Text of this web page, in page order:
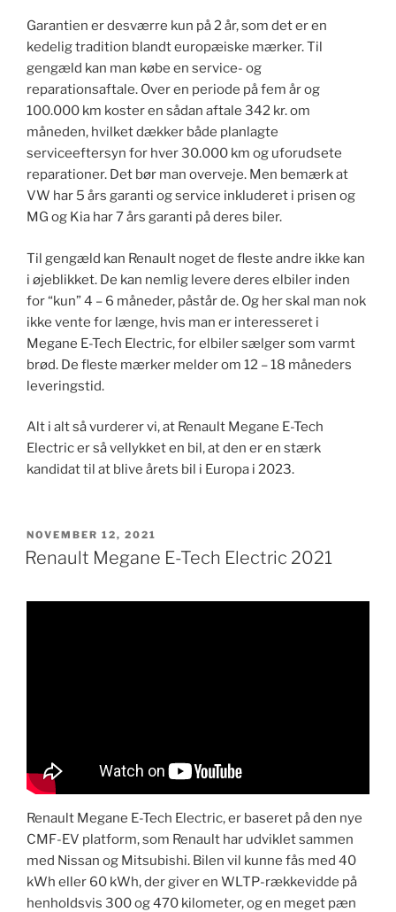
Garantien er desværre kun på 2 år, som det er en
kedelig tradition blandt europæiske mærker. Til
gengæld kan man købe en service- og
reparationsaftale. Over en periode på fem år og
100.000 km koster en sådan aftale 342 kr. om
måneden, hvilket dækker både planlagte
serviceeftersyn for hver 30.000 km og uforudsete
reparationer. Det bør man overveje. Men bemærk at
VW har 5 års garanti og service inkluderet i prisen og
MG og Kia har 7 års garanti på deres biler.
Til gengæld kan Renault noget de fleste andre ikke kan
i øjeblikket. De kan nemlig levere deres elbiler inden
for “kun” 4 – 6 måneder, påstår de. Og her skal man nok
ikke vente for længe, hvis man er interesseret i
Megane E-Tech Electric, for elbiler sælger som varmt
brød. De fleste mærker melder om 12 – 18 måneders
leveringstid.
Alt i alt så vurderer vi, at Renault Megane E-Tech
Electric er så vellykket en bil, at den er en stærk
kandidat til at blive årets bil i Europa i 2023.
UDGIVET
DEN
NOVEMBER 12, 2021
Renault Megane E-Tech Electric 2021
Renault Megane E-Tech Electric, er baseret på den nye
CMF-EV platform, som Renault har udviklet sammen
med Nissan og Mitsubishi. Bilen vil kunne fås med 40
kWh eller 60 kWh, der giver en WLTP-rækkevidde på
henholdsvis 300 og 470 kilometer, og en meget pæn